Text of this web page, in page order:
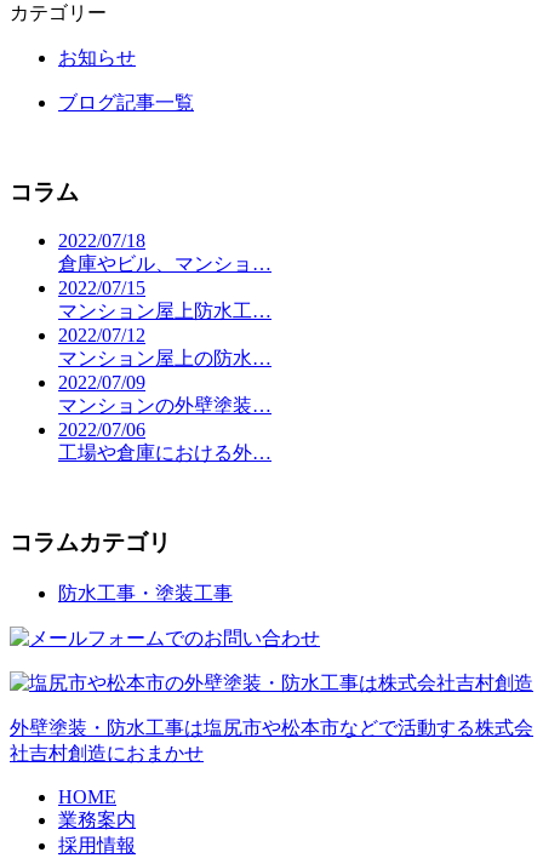
カテゴリー
お知らせ
ブログ記事一覧
コラム
2022/07/18
倉庫やビル、マンショ…
2022/07/15
マンション屋上防水工…
2022/07/12
マンション屋上の防水…
2022/07/09
マンションの外壁塗装…
2022/07/06
工場や倉庫における外…
コラムカテゴリ
防水工事・塗装工事
外壁塗装・防水工事は塩尻市や松本市などで活動する株式会
社吉村創造におまかせ
HOME
業務案内
採用情報